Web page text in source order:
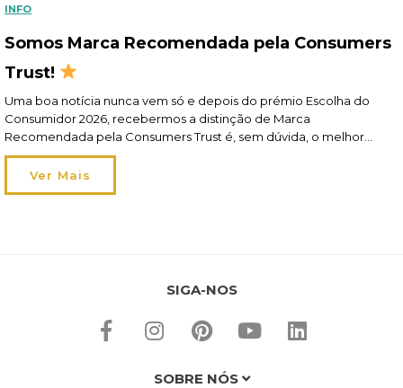
INFO
Somos Marca Recomendada pela Consumers
Trust!
Uma boa notícia nunca vem só e depois do prémio Escolha do
Consumidor 2026, recebermos a distinção de Marca
Recomendada pela Consumers Trust é, sem dúvida, o melhor
elogio! Recomendados por si, pelo segundo ano consecutivo, este
reconhecimento reflete o nosso esforço diário em oferecer-lhe
um apoio de excelência em toda a jornada de compra […]
Ver Mais
SIGA-NOS
SOBRE NÓS